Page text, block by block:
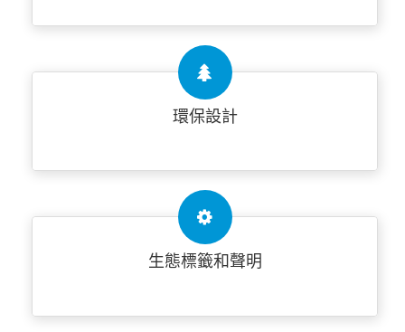
環保設計
生態標籤和聲明